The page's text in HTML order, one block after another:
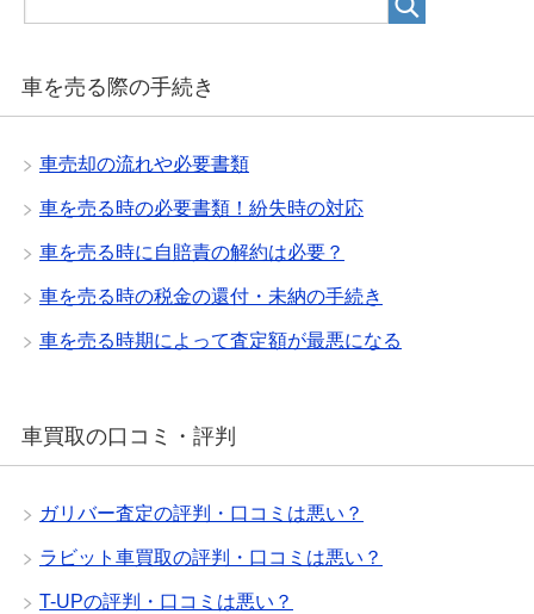
車を売る際の手続き
車売却の流れや必要書類
車を売る時の必要書類！紛失時の対応
車を売る時に自賠責の解約は必要？
車を売る時の税金の還付・未納の手続き
車を売る時期によって査定額が最悪になる
車買取の口コミ・評判
ガリバー査定の評判・口コミは悪い？
ラビット車買取の評判・口コミは悪い？
T-UPの評判・口コミは悪い？